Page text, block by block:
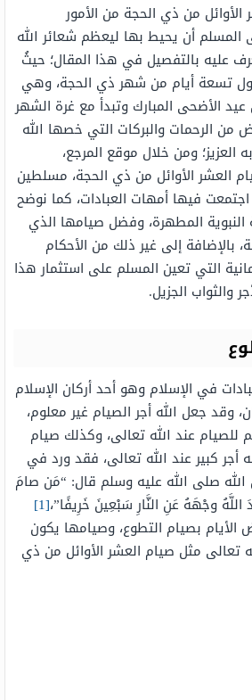
الأوائل من ذي الحجة من الأمور
المسلم أن يحيط بها ليعظم شعائر الله
عليه بالتفصيل في هذا المقال؛ حيثُ
تسعة أيام من شهر ذي الحجة، وهي
عيد الأضحى المبارك وتبدأ مع غرة الشهر
الرحمات والبركات التي خصها الله
ومن خلال موقع المرجع،
العشر الأوائل من ذي الحجة، مسلطين
فيها أمهات العبادات، كما نوضح
المطهرة، وفضل صيامها الذي
بالإضافة إلى غير ذلك من الأحكام
التي تعين المسلم على استثمار هذا
والثواب الجزيل.
في الإسلام وهو أحد أركان الإسلام
جعل الله أجر الصيام غير معلوم،
للصيام عند الله تعالى، وكذلك صيام
أجر كبير عند الله تعالى، فقد ورد في
الله صلى الله عليه وسلم قال: “مَن صامَ
وجْهَهُ عَنِ النَّارِ سَبْعِينَ خَرِيفًا”،[1]
بصيام التطوع، وصيامها يكون
تعالى مثل صيام العشر الأوائل من ذي